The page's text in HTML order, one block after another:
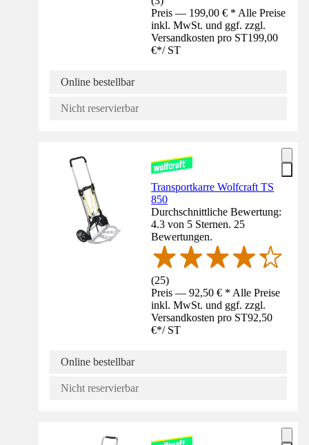
Preis — 199,00 € * Alle Preise
inkl. MwSt. und ggf. zzgl.
Versandkosten pro ST199,00
€*/ ST
Online bestellbar
Nicht reservierbar
Transportkarre Wolfcraft TS
850
Durchschnittliche Bewertung:
4.3 von 5 Sternen. 25
Bewertungen.
(25)
Preis — 92,50 € * Alle Preise
inkl. MwSt. und ggf. zzgl.
Versandkosten pro ST92,50
€*/ ST
Online bestellbar
Nicht reservierbar